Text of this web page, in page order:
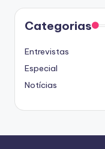
Categorias
Entrevistas
Especial
Notícias